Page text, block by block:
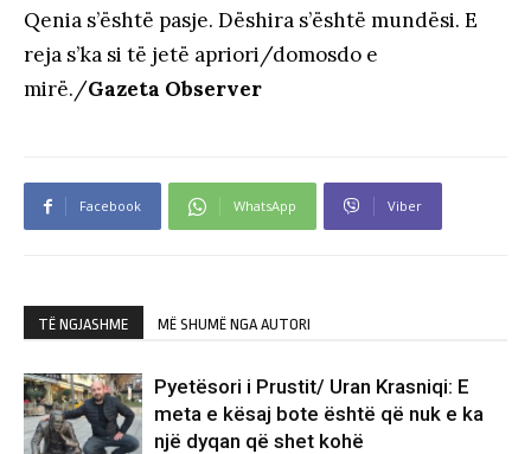
Qenia s’është pasje. Dëshira s’është mundësi. E
reja s’ka si të jetë apriori/domosdo e
mirë./Gazeta Observer
Facebook WhatsApp Viber
TË NGJASHME MË SHUMË NGA AUTORI
Pyetësori i Prustit/ Uran Krasniqi: E
meta e kësaj bote është që nuk e ka
një dyqan që shet kohë